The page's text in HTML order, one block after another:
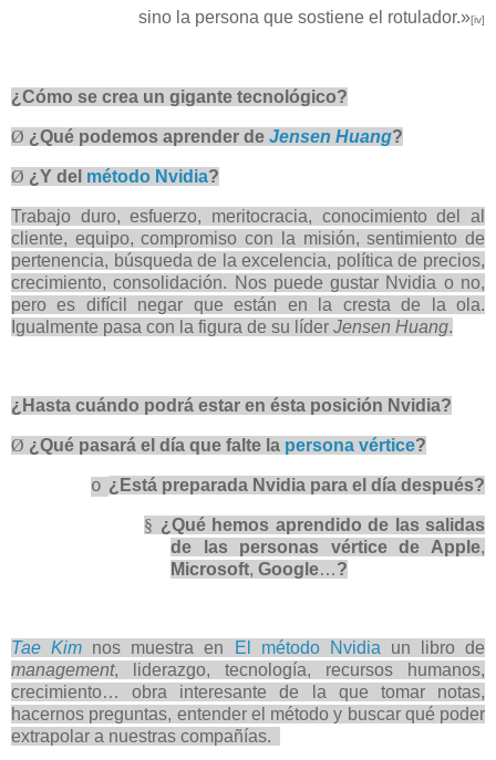
sino la persona que sostiene el rotulador.»[iv]
¿Cómo se crea un gigante tecnológico?
Ø ¿Qué podemos aprender de Jensen Huang?
Ø ¿Y del método Nvidia?
Trabajo duro, esfuerzo, meritocracia, conocimiento del al
cliente, equipo, compromiso con la misión, sentimiento de
pertenencia, búsqueda de la excelencia, política de precios,
crecimiento, consolidación. Nos puede gustar Nvidia o no,
pero es difícil negar que están en la cresta de la ola.
Igualmente pasa con la figura de su líder Jensen Huang.
¿Hasta cuándo podrá estar en ésta posición Nvidia?
Ø ¿Qué pasará el día que falte la persona vértice?
o ¿Está preparada Nvidia para el día después?
§ ¿Qué hemos aprendido de las salidas
de las personas vértice de Apple,
Microsoft, Google…?
Tae Kim nos muestra en El método Nvidia un libro de
management, liderazgo, tecnología, recursos humanos,
crecimiento… obra interesante de la que tomar notas,
hacernos preguntas, entender el método y buscar qué poder
extrapolar a nuestras compañías.